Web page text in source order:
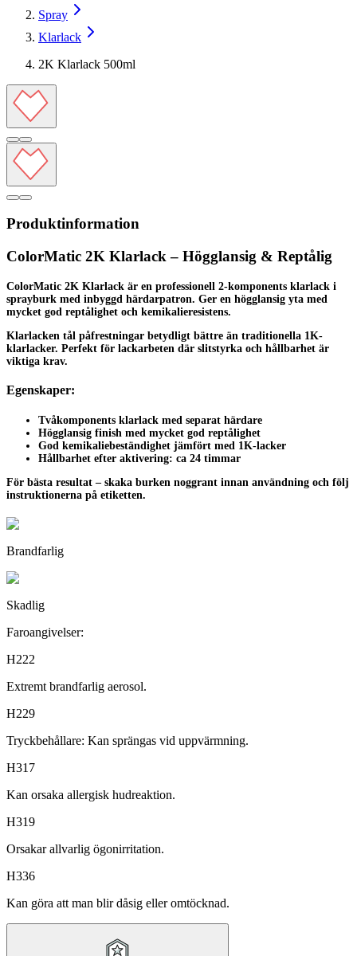
Spray
Klarlack
2K Klarlack 500ml
Produktinformation
ColorMatic 2K Klarlack – Högglansig & Reptålig
ColorMatic 2K Klarlack är en professionell 2-komponents klarlack i
sprayburk med inbyggd härdarpatron. Ger en högglansig yta med
mycket god reptålighet och kemikalieresistens.
Klarlacken tål påfrestningar betydligt bättre än traditionella 1K-
klarlacker. Perfekt för lackarbeten där slitstyrka och hållbarhet är
viktiga krav.
Egenskaper:
Tvåkomponents klarlack med separat härdare
Högglansig finish med mycket god reptålighet
God kemikaliebeständighet jämfört med 1K-lacker
Hållbarhet efter aktivering: ca 24 timmar
För bästa resultat – skaka burken noggrant innan användning och följ
instruktionerna på etiketten.
Brandfarlig
Skadlig
Faroangivelser:
H222
Extremt brandfarlig aerosol.
H229
Tryckbehållare: Kan sprängas vid uppvärmning.
H317
Kan orsaka allergisk hudreaktion.
H319
Orsakar allvarlig ögonirritation.
H336
Kan göra att man blir dåsig eller omtöcknad.